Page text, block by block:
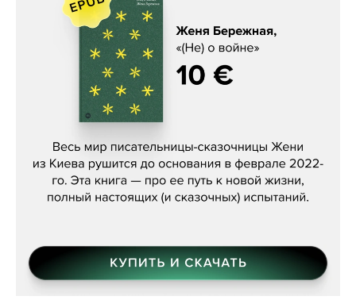
Женя Бережная, «(Не) о войне»